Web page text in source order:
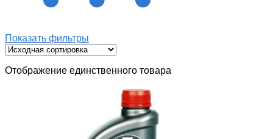
Показать фильтры
Отображение единственного товара